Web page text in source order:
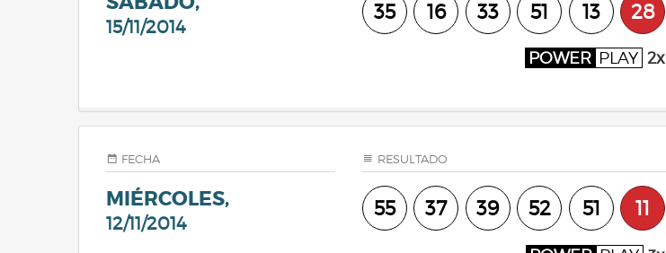
15/11/2014
35 16 33 51 13 28
POWER PLAY 2x
FECHA
MIÉRCOLES,
12/11/2014
RESULTADO
55 37 39 52 51 11